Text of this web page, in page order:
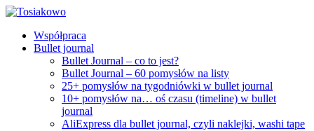
Współpraca
Bullet journal
Bullet Journal – co to jest?
Bullet Journal – 60 pomysłów na listy
25+ pomysłów na tygodniówki w bullet journal
10+ pomysłów na… oś czasu (timeline) w bullet
journal
AliExpress dla bullet journal, czyli naklejki, washi tape